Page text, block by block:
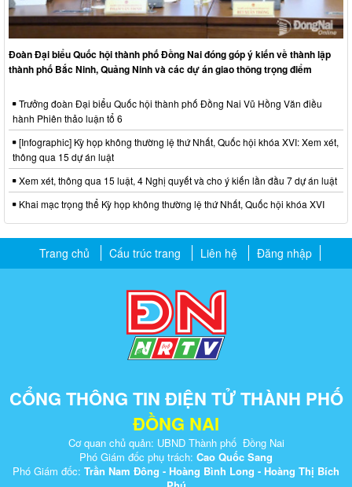
Đoàn Đại biểu Quốc hội thành phố Đồng Nai đóng góp ý kiến về thành lập
thành phố Bắc Ninh, Quảng Ninh và các dự án giao thông trọng điểm
Trưởng đoàn Đại biểu Quốc hội thành phố Đồng Nai Vũ Hồng Văn điều
hành Phiên thảo luận tổ 6
[Infographic] Kỳ họp không thường lệ thứ Nhất, Quốc hội khóa XVI: Xem xét,
thông qua 15 dự án luật
Xem xét, thông qua 15 luật, 4 Nghị quyết và cho ý kiến lần đầu 7 dự án luật
Khai mạc trọng thể Kỳ họp không thường lệ thứ Nhất, Quốc hội khóa XVI
Trang chủ Cấu trúc trang Liên hệ Đăng nhập
CỔNG THÔNG TIN ĐIỆN TỬ THÀNH PHỐ
ĐỒNG NAI
Cơ quan chủ quản: UBND Thành phố Đồng Nai
Phó Giám đốc phụ trách: Cao Quốc Sang
Phó Giám đốc: Trần Nam Đông - Hoàng Bình Long - Hoàng Thị Bích